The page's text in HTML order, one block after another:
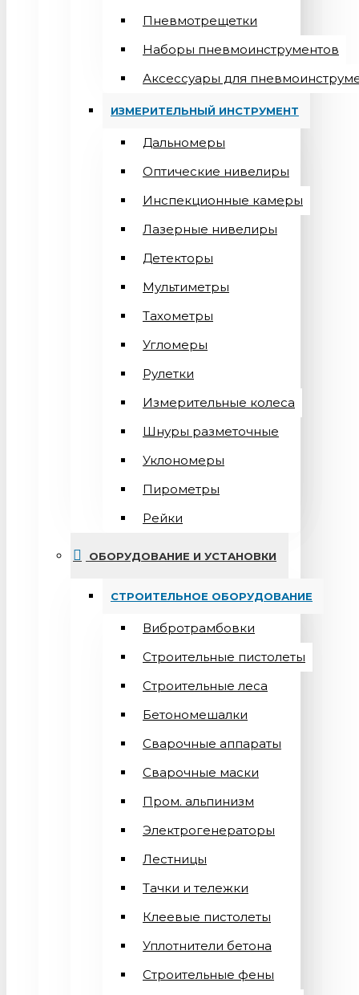
Пневмотрещетки
Наборы пневмоинструментов
Аксессуары для
ИЗМЕРИТЕЛЬНЫЙ ИНСТРУМЕНТ
Дальномеры
Оптические нивелиры
Инспекционные камеры
Лазерные нивелиры
Детекторы
Мультиметры
Тахометры
Угломеры
Рулетки
Измерительные колеса
Шнуры разметочные
Уклономеры
Пирометры
Рейки
ОБОРУДОВАНИЕ И УСТАНОВКИ
СТРОИТЕЛЬНОЕ ОБОРУДОВАНИЕ
Вибротрамбовки
Строительные пистолеты
Строительные леса
Бетономешалки
Сварочные аппараты
Cварочные маски
Пром. альпинизм
Электрогенераторы
Лестницы
Тачки и тележки
Клеевые пистолеты
Уплотнители бетона
Строительные фены